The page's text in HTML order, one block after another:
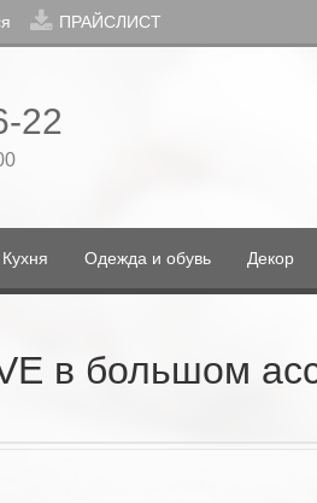
ПРАЙСЛИСТ
22
Кухня Одежда и обувь Декор
в большом